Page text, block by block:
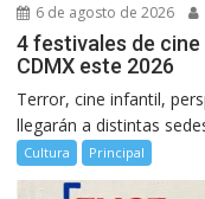
6 de agosto de 2026
4 festivales de
CDMX este 2026
Terror, cine infantil,
llegarán a distintas
Cultura Principal